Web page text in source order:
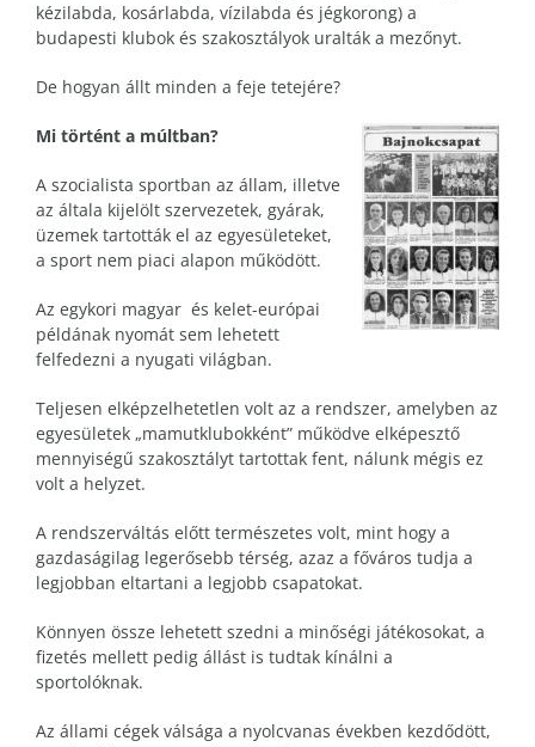
kézilabda, kosárlabda, vízilabda és jégkorong) a
budapesti klubok és szakosztályok uralták a mezőnyt.
De hogyan állt minden a feje tetejére?
Mi történt a múltban?
A szocialista sportban az állam, illetve
az általa kijelölt szervezetek, gyárak,
üzemek tartották el az egyesületeket,
a sport nem piaci alapon működött.
Az egykori magyar és kelet-európai
példának nyomát sem lehetett
felfedezni a nyugati világban.
Teljesen elképzelhetetlen volt az a rendszer, amelyben az
egyesületek „mamutklubokként” működve elképesztő
mennyiségű szakosztályt tartottak fent, nálunk mégis ez
volt a helyzet.
A rendszerváltás előtt természetes volt, mint hogy a
gazdaságilag legerősebb térség, azaz a főváros tudja a
legjobban eltartani a legjobb csapatokat.
Könnyen össze lehetett szedni a minőségi játékosokat, a
fizetés mellett pedig állást is tudtak kínálni a
sportolóknak.
Az állami cégek válsága a nyolcvanas években kezdődött,